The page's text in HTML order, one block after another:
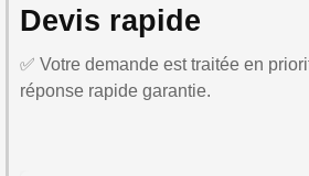
Devis rapide
✅ Votre demande est traitée en
réponse rapide garantie.